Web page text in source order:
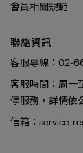
會員相關規範
聯絡資訊
客服專線：02-
客服時間：周一
停服務，詳情依
信箱：service-